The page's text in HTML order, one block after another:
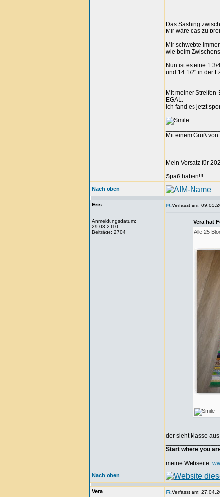
Das Sashing
Mir wäre das zu
Mir schwebte
wie beim
Nun ist es eine 1 3/
und 14 1/2" in der
Mit meiner
EGAL.
Ich fand es jetzt
Mit einem Gruß von
Mein Vorsatz für
Spaß haben!!!
Nach oben
Eris
Anmeldungsdatum:
29.03.2010
Beiträge: 2704
Verfasst am:
Vera hat
Alle 25
der sieht klasse
Start where you
meine Webseite:
Nach oben
Vera Verfasst am: